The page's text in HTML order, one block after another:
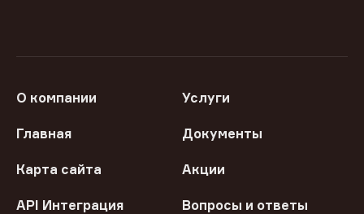
О компании Услуги
Главная Документы
Карта сайта Акции
API Интеграция Вопросы и ответы